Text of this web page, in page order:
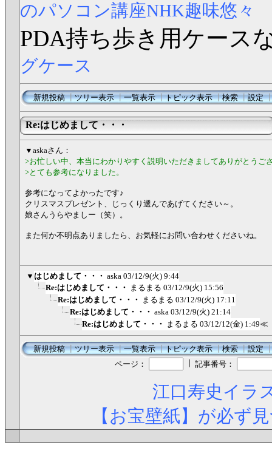
のパソコン講座NHK趣味悠々
PDA持ち歩き用ケース
グケース
新規投稿┃ツリー表示┃一覧表示┃トピック表示┃検索┃設定
Re:はじめまして・・・
▼askaさん：
>お忙しい中、本当にわかりやすく説明いただきましてありがとうご
>とても参考になりました。
参考になってよかったです♪
クリスマスプレゼント、じっくり選んであげてください～。
娘さんうらやましー（笑）。
また何か不明点ありましたら、お気軽にお問い合わせくださいね。
▼ はじめまして・・・ aska 03/12/9(火) 9:44
Re:はじめまして・・・ まるまる 03/12/9(火) 15:56
Re:はじめまして・・・ まるまる 03/12/9(火) 17:11
Re:はじめまして・・・ aska 03/12/9(火) 21:14
Re:はじめまして・・・ まるまる 03/12/12(金) 1:49≪
新規投稿┃ツリー表示┃一覧表示┃トピック表示┃検索┃設定
ページ：
記事番号：
江口寿史イラ
【お宝壁紙】が必ず